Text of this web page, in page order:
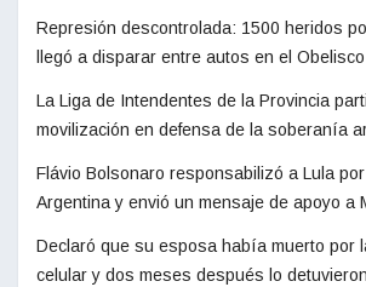
Represión descontrolada: 1500 heridos
llegó a disparar entre autos en el Obelisco
La Liga de Intendentes de la Provincia
movilización en defensa de la soberanía
Flávio Bolsonaro responsabilizó a Lula
Argentina y envió un mensaje de apoyo a
Declaró que su esposa había muerto por
celular y dos meses después lo